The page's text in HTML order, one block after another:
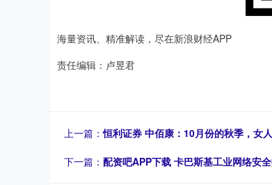
海量资讯、精准解读，尽在新浪财经APP
责任编辑：卢昱君
上一篇：恒利证券 中佰康：10月份的秋季，女
下一篇： 配资吧APP下载 卡巴斯基工业网络安